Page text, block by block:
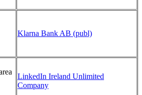
Klarna Bank AB (publ)
LinkedIn Ireland Unlimited
Company